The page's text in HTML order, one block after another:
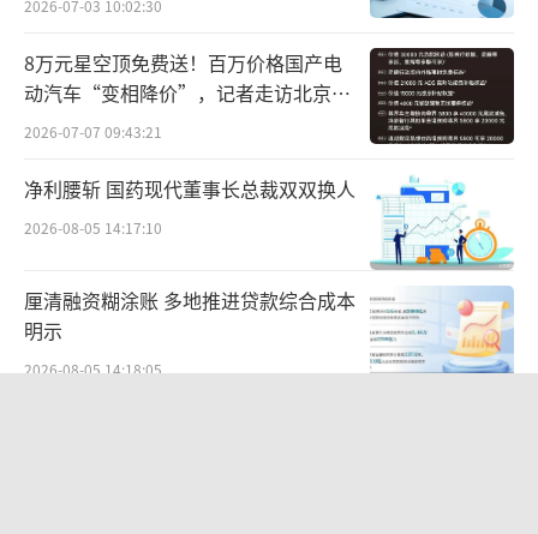
瓜蒌籽素有“瓜子之王”的美誉，营养价
值高。洽洽瓜蒌籽从源头精选优质原料，结合
独家工艺及充氮保鲜技术，锁住瓜蒌籽本真风
味与酥脆口感的同时，确保持久新鲜。洽洽携
手国瓷永丰源共同打造的这款品质礼盒，瓜蒌
籽采用独立小罐分装，方便携带；搭配国瓷主
人杯，更提升了开盒仪式感，完美适配旅游伴
手礼场景。这款礼盒不仅是“好吃”的零食集
合，更是“可带走的文化”，形成了“味觉+视
2026-07-03 10:02:30
8万元星空顶免费送！百万价格国产电
动汽车“变相降价”，记者走访北京门
店…
2026-07-07 09:43:21
净利腰斩 国药现代董事长总裁双双换人
2026-08-05 14:17:10
厘清融资糊涂账 多地推进贷款综合成本
明示
2026-08-05 14:18:05